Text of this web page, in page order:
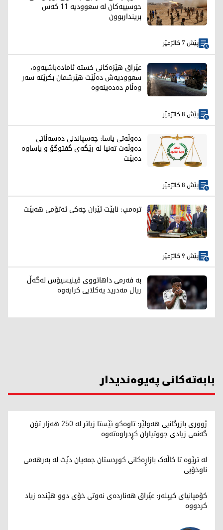
حوسییەکان لە سعوودیە 11 کەس
برینداربوون
پێش 7 کاتژمێر
عێراق هێزەکانی خستە ئامادەباشیەوە،
سعوودیەش دەڵێت هێرشمان بکرێتە سەر
وەڵام دەدەینەوە
پێش 8 کاتژمێر
دەوڵەتی یاسا: چەسپاندنی دەسەڵاتی
دەوڵەت تەنیا لە رێگەی گفتوگۆ و یاساوە
دەبێت
پێش 8 کاتژمێر
ترەمپ: نابێت ئێران چەکی ئەتۆمی هەبێت
پێش 9 کاتژمێر
بە فەرمی داهاتووی ڤینیسیۆس لەگەڵ
ریال مەدرید یەکلایی کرایەوە
بابەتەکانی پەیوەندیدار
ژووری بازرگانیی هەولێر: تاوەکو ئێستا زیاتر لە 250 هەزار تۆن
گەنمی زیادی جووتیاران کڕدراوەتەوە
لە ترێوە تا کاڵەک بازاڕەکانی کوردستان جمەیان دێت لە بەرهەمی
ناوخۆیی
کۆمپانیای کیپلەر: عێراق هەناردەی نەوتی خۆی دوو هێندە زیاد
کردووە